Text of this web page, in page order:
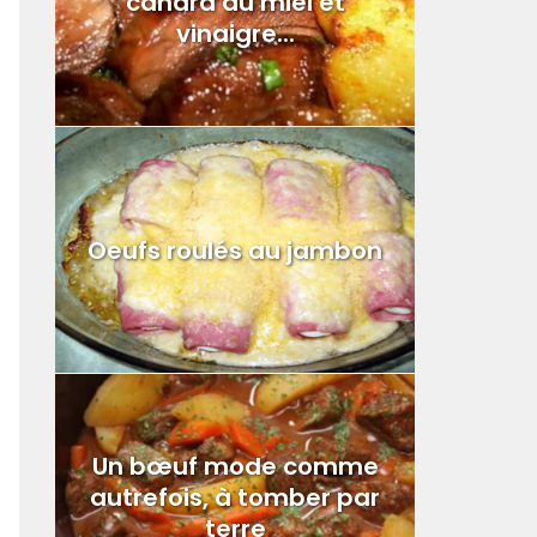
vinaigre...
Oeufs roulés au jambon
Un bœuf mode comme
autrefois, à tomber par
terre